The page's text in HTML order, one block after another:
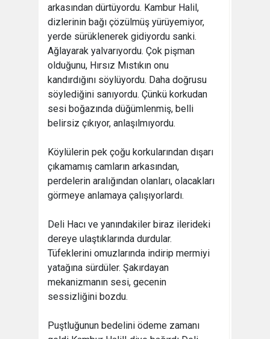
arkasından dürtüyordu. Kambur Halil,
dizlerinin bağı çözülmüş yürüyemiyor,
yerde sürüklenerek gidiyordu sanki.
Ağlayarak yalvarıyordu. Çok pişman
olduğunu, Hırsız Mıstıkın onu
kandırdığını söylüyordu. Daha doğrusu
söylediğini sanıyordu. Çünkü korkudan
sesi boğazında düğümlenmiş, belli
belirsiz çıkıyor, anlaşılmıyordu.
Köylülerin pek çoğu korkularından dışarı
çıkamamış camların arkasından,
perdelerin aralığından olanları, olacakları
görmeye anlamaya çalışıyorlardı.
Deli Hacı ve yanındakiler biraz ilerideki
dereye ulaştıklarında durdular.
Tüfeklerini omuzlarında indirip mermiyi
yatağına sürdüler. Şakırdayan
mekanizmanın sesi, gecenin
sessizliğini bozdu.
Puştluğunun bedelini ödeme zamanı